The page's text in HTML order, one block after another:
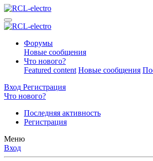
Форумы
Новые сообщения
Что нового?
Featured content Новые сообщения
Вход Регистрация
Что нового?
Последняя активность
Регистрация
Меню
Вход